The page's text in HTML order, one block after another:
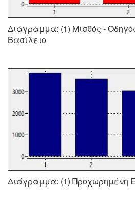
Διάγραμμα: (1) Μισθός -
Βασίλειο
Διάγραμμα: (1) Προχωρημένη